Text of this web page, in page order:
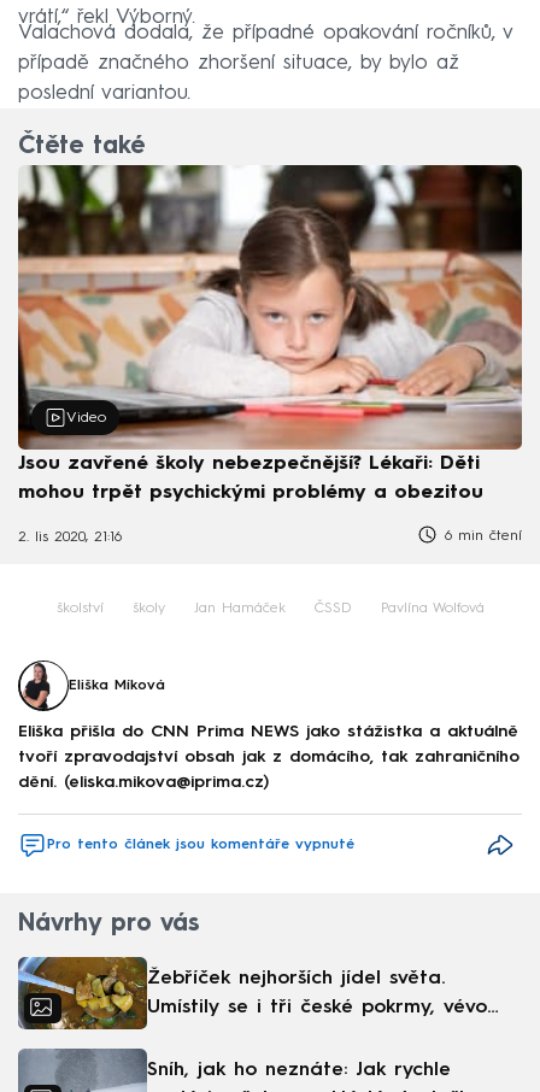
vrátí,“ řekl Výborný.
Valachová dodala, že případné opakování ročníků, v
případě značného zhoršení situace, by bylo až
poslední variantou.
Čtěte také
Video
Jsou zavřené školy nebezpečnější? Lékaři: Děti
mohou trpět psychickými problémy a obezitou
2. lis 2020, 21:16 6 min čtení
školství školy Jan Hamáček ČSSD Pavlína Wolfová
Eliška Míková
Eliška přišla do CNN Prima NEWS jako stážistka a aktuálně
tvoří zpravodajství obsah jak z domácího, tak zahraničního
dění. (eliska.mikova@iprima.cz)
Pro tento článek jsou komentáře vypnuté
Návrhy pro vás
Žebříček nejhorších jídel světa.
Umístily se i tři české pokrmy, vévodí
Sníh, jak ho neznáte: Jak rychle